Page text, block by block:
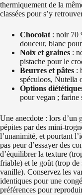
thermiquement de la
classées pour s’y
Chocolat : noir 70
douceur, blanc
Noix et graines :
pistache pour le
Beurres et pâtes :
spéculoos, Nutella
Options
pour vegan ; farine
Une anecdote : lors d’un
pépites par des mini-
l’unanimité, et pourtant
pas peur d’essayer des
d’équilibrer la texture
friable) et le goût (trop de
vanille). Conservez les
identiques pour une
préférences pour